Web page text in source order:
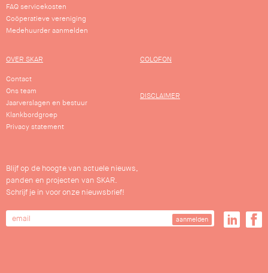
FAQ servicekosten
Coöperatieve vereniging
Medehuurder aanmelden
OVER SKAR
Contact
Ons team
Jaarverslagen en bestuur
Klankbordgroep
Privacy statement
COLOFON
DISCLAIMER
Blijf op de hoogte van actuele nieuws,
panden en projecten van SKAR.
Schrijf je in voor onze nieuwsbrief!